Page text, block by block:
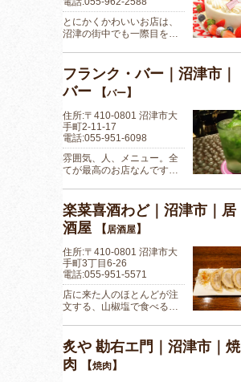
とにかくかわいいお店は、
沼津の街中でも一際目を…
フランク・バー｜沼津市｜
バー
【バー】
住所:〒410-0801 沼津市大
手町2-11-17
電話:055-951-6098
雰囲気、人、メニュー。全
てが最高のお店なんです…
楽菜喜酒わど｜沼津市｜居
酒屋
【居酒屋】
住所:〒410-0801 沼津市大
手町3丁目6-26
電話:055-951-5571
店に来た人のほとんどが注
文する、山椒塩で食べる…
炙や 勘右エ門｜沼津市｜焼
肉
【焼肉】